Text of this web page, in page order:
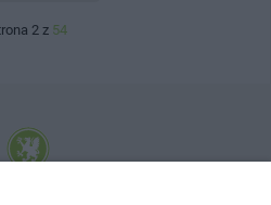
2 z 54
Internetowy Serwis Informacyjny Miasta